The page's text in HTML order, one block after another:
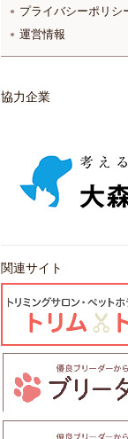
プライバシーポリシ
運営情報
協力企業
関連サイト